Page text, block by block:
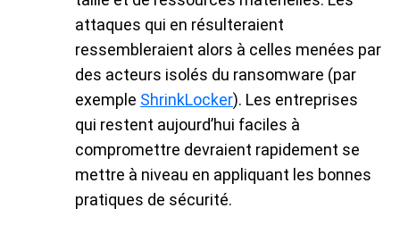
attaques qui en résulteraient
ressembleraient alors à celles menées par
des acteurs isolés du ransomware (par
exemple ShrinkLocker). Les entreprises
qui restent aujourd’hui faciles à
compromettre devraient rapidement se
mettre à niveau en appliquant les bonnes
pratiques de sécurité.